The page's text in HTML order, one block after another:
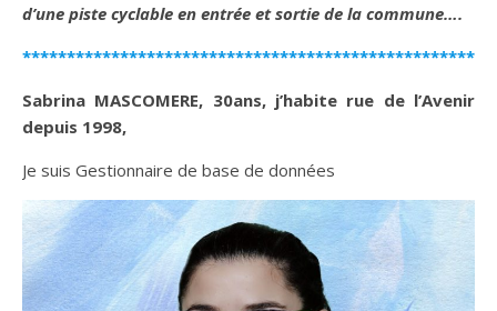
d’une piste cyclable en entrée et sortie de la commune….
Sabrina MASCOMERE, 30ans, j’habite rue de l’Avenir
depuis 1998,
Je suis Gestionnaire de base de données